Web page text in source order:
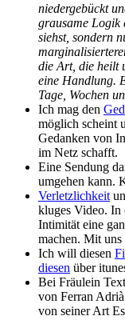
niedergebückt
grausame Logik
siehst, sondern
die Art, die heilt
eine Handlung.
Tage, Wochen
Ich mag den
möglich scheint
Gedanken von
im Netz schafft.
Eine Sendung
umgehen kann.
Verletzlichkeit
kluges Video. In
Intimität eine
machen. Mit uns
Ich will diesen
diesen über
Bei Fräulein
von Ferran
von seiner Art